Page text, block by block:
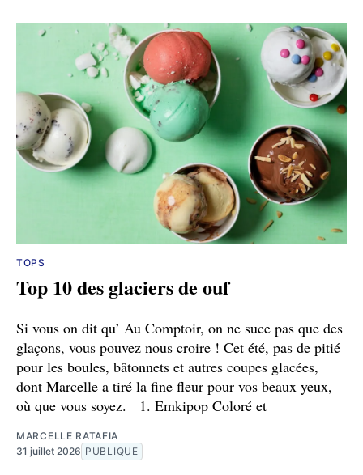
TOPS
Top 10 des glaciers de ouf
Si vous on dit qu’ Au Comptoir, on ne suce pas que des
glaçons, vous pouvez nous croire ! Cet été, pas de pitié
pour les boules, bâtonnets et autres coupes glacées,
dont Marcelle a tiré la fine fleur pour vos beaux yeux,
où que vous soyez. 1. Emkipop Coloré et
MARCELLE RATAFIA
31 juillet 2026 PUBLIQUE